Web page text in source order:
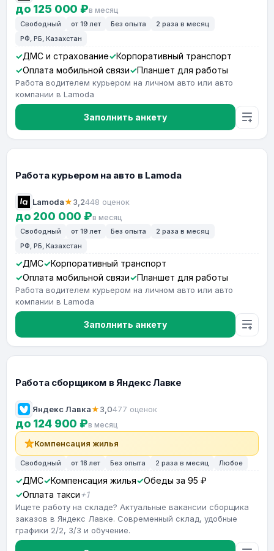
до 125 000 ₽в месяц
Свободный от 19 лет Без опыта
2 раза в месяц
РФ, РБ, Казахстан
ДМС и страхование
Корпоративный транспорт
Оплата мобильной связи
Планшет для работы
Работа водителем курьером на личном авто или авто
компании в Lamoda
Заполнить анкету
Работа курьером на авто в Lamoda
Lamoda★3,2448 оценок
до 200 000 ₽в месяц
Свободный от 19 лет Без опыта
2 раза в месяц
РФ, РБ, Казахстан
ДМС
Корпоративный транспорт
Оплата мобильной связи
Планшет для работы
Работа водителем курьером на личном авто или авто
компании в Lamoda
Заполнить анкету
Работа сборщиком в Яндекс Лавке
Яндекс Лавка★3,0477 оценок
до 124 900 ₽в месяц
Компенсация жилья
Свободный от 18 лет Без опыта 2 раза в месяц Любое
ДМС Компенсация жилья
Обеды за 95 ₽
Оплата такси +1
Ищете работу на складе? Актуальные вакансии сборщика
заказов в Яндекс Лавке. Современный склад, удобные
графики 2/2, 3/3 и обучение.